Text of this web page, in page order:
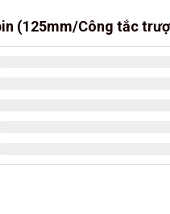
(125mm/Công tắc